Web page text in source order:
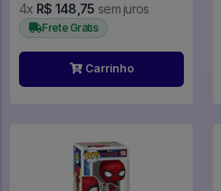
4x R$ 148,75 sem juros
Frete Grátis
Carrinho